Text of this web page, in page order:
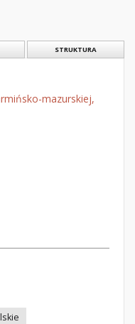
STRUKTURA
mazurskiej,